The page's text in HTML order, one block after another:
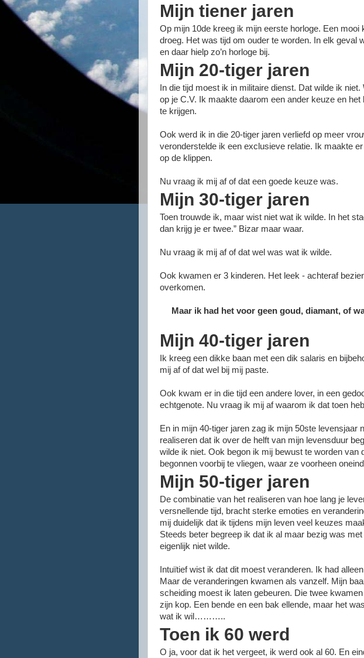
Mijn tiener jaren
Op mijn 10de kreeg ik mijn eerste horloge. Een mooi
droeg. Het was tijd om ouder te worden. In elk geval
en daar hielp zo’n horloge bij.
Mijn 20-tiger jaren
In die tijd moest ik in militaire dienst. Dat wilde ik
op je C.V. Ik maakte daarom een ander keuze en het
te krijgen.
Ook werd ik in die 20-tiger jaren verliefd op meer
veronderstelde ik een exclusieve relatie. Ik maakte
op de klippen.
Nu vraag ik mij af of dat een goede keuze was.
Mijn 30-tiger jaren
Toen trouwde ik, maar wist niet wat ik wilde. In het
dan krijg je er twee.” Bizar maar waar.
Nu vraag ik mij af of dat wel was wat ik wilde.
Ook kwamen er 3 kinderen. Het leek - achteraf
overkomen.
Maar ik had het voor geen goud, diamant, of
Mijn 40-tiger jaren
Ik kreeg een dikke baan met een dik salaris en
mij af of dat wel bij mij paste.
Ook kwam er in die tijd een andere lover, in een
echtgenote. Nu vraag ik mij af waarom ik dat toen
En in mijn 40-tiger jaren zag ik mijn 50ste levensjaar
realiseren dat ik over de helft van mijn levensduur
wilde ik niet. Ook begon ik mij bewust te worden van
begonnen voorbij te vliegen, waar ze voorheen
Mijn 50-tiger jaren
De combinatie van het realiseren van hoe lang je
versnellende tijd, bracht sterke emoties en
mij duidelijk dat ik tijdens mijn leven veel keuzes
Steeds beter begreep ik dat ik al maar bezig was
eigenlijk niet wilde.
Intuïtief wist ik dat dit moest veranderen. Ik had
Maar de veranderingen kwamen als vanzelf. Mijn
scheiding moest ik laten gebeuren. Die twee
zijn kop. Een bende en een bak ellende, maar het
wat ik wil………..
Toen ik 60 werd
O ja, voor dat ik het vergeet, ik werd ook al 60. En